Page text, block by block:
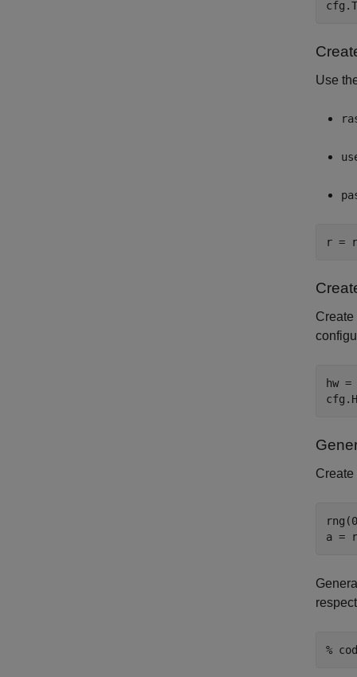
Use
r =
hw
Create
a =
%